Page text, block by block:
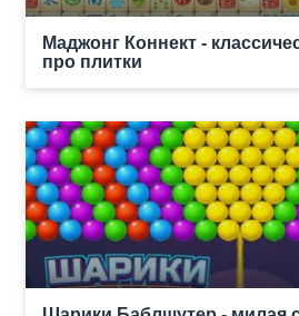
Маджонг Коннект -
про плитки